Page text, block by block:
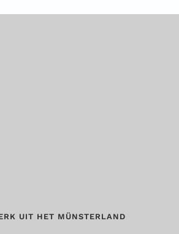
UIT HET MÜNSTERLAND